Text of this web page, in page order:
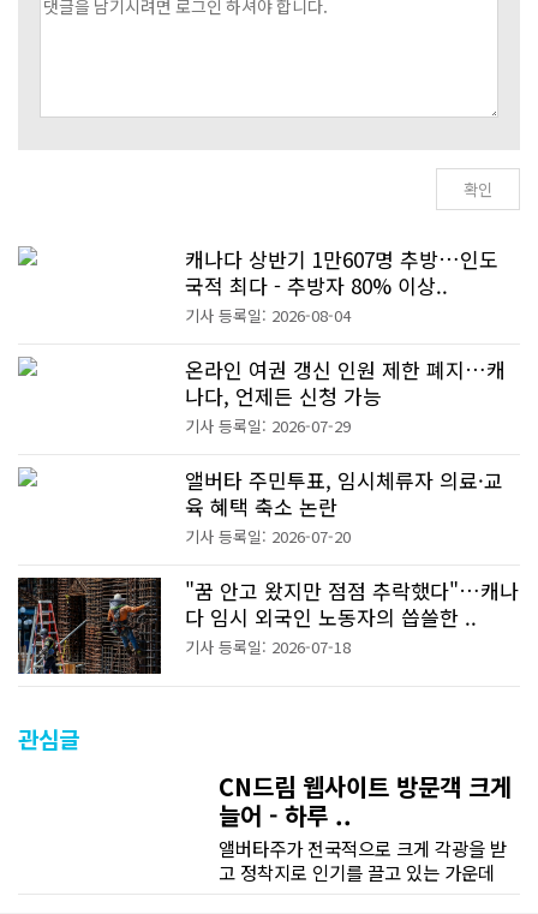
캐나다 상반기 1만607명 추방…인도
국적 최다 - 추방자 80% 이상..
기사 등록일: 2026-08-04
온라인 여권 갱신 인원 제한 폐지…캐
나다, 언제든 신청 가능
기사 등록일: 2026-07-29
앨버타 주민투표, 임시체류자 의료·교
육 혜택 축소 논란
기사 등록일: 2026-07-20
"꿈 안고 왔지만 점점 추락했다"…캐나
다 임시 외국인 노동자의 씁쓸한 ..
기사 등록일: 2026-07-18
관심글
CN드림 웹사이트 방문객 크게
늘어 - 하루 ..
앨버타주가 전국적으로 크게 각광을 받
고 정착지로 인기를 끌고 있는 가운데